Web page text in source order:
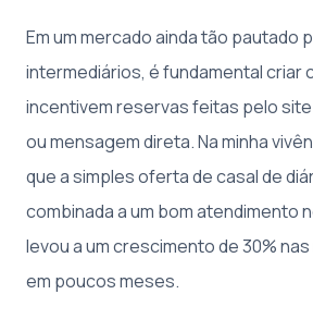
Em um mercado ainda tão pautado
intermediários, é fundamental criar
incentivem reservas feitas pelo
ou mensagem direta. Na minha
que a simples oferta de casal de
combinada a um bom atendimento
levou a um crescimento de 30%
em poucos meses.